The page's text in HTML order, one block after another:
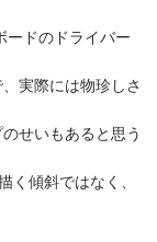
ードのドライバー
実際には物珍しさ
せいもあると思う
傾斜ではなく、